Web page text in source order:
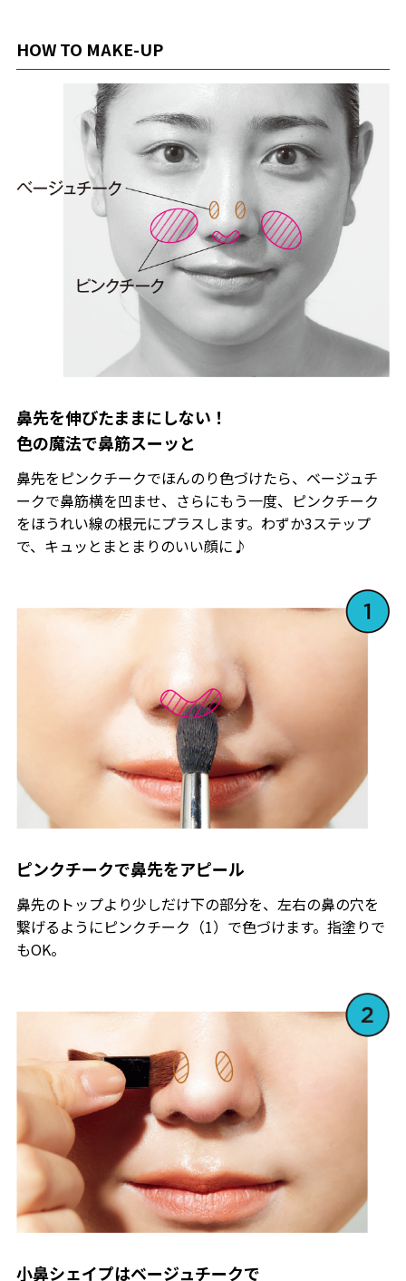
HOW TO MAKE-UP
鼻先を伸びたままにしない！
色の魔法で鼻筋スーッと
鼻先をピンクチークでほんのり色づけたら、ベージュチ
ークで鼻筋横を凹ませ、さらにもう一度、ピンクチーク
をほうれい線の根元にプラスします。わずか3ステップ
で、キュッとまとまりのいい顔に♪
ピンクチークで鼻先をアピール
鼻先のトップより少しだけ下の部分を、左右の鼻の穴を
繋げるようにピンクチーク（1）で色づけます。指塗りで
もOK。
小鼻シェイプはベージュチークで